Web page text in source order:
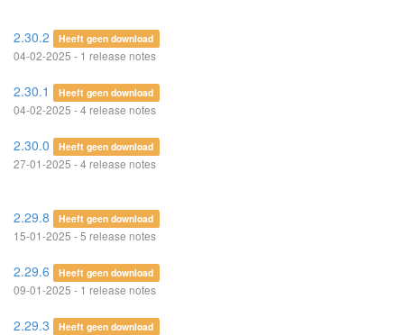
2.30.2 Heeft geen download
04-02-2025 - 1 release notes
2.30.1 Heeft geen download
04-02-2025 - 4 release notes
2.30.0 Heeft geen download
27-01-2025 - 4 release notes
2.29.8 Heeft geen download
15-01-2025 - 5 release notes
2.29.6 Heeft geen download
09-01-2025 - 1 release notes
2.29.3 Heeft geen download